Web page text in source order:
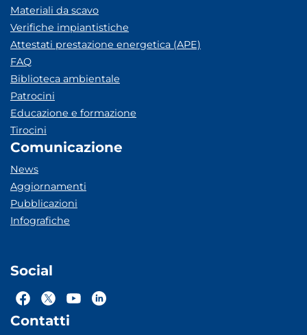
Materiali da scavo
Verifiche impiantistiche
Attestati prestazione energetica (APE)
FAQ
Biblioteca ambientale
Patrocini
Educazione e formazione
Tirocini
Comunicazione
News
Aggiornamenti
Pubblicazioni
Infografiche
Social
Contatti